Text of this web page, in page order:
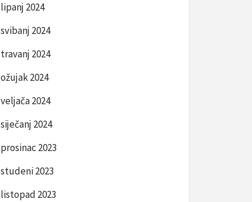
lipanj 2024
svibanj 2024
travanj 2024
ožujak 2024
veljača 2024
siječanj 2024
prosinac 2023
studeni 2023
listopad 2023